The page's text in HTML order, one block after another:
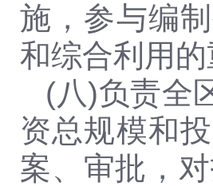
施，参与编
和综合利用
(八)负责全
资总规模和
案、审批，